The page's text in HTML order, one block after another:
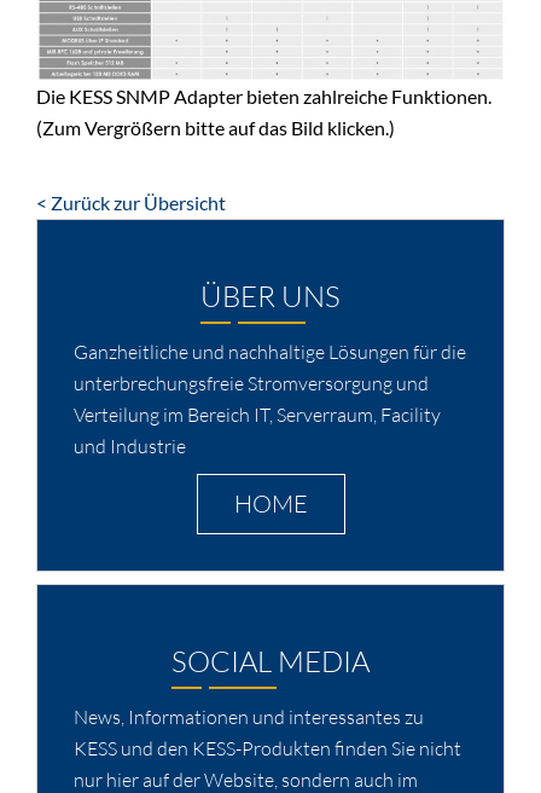
Die KESS SNMP Adapter bieten zahlreiche Funktionen.
(Zum Vergrößern bitte auf das Bild klicken.)
< Zurück zur Übersicht
ÜBER UNS
Ganzheitliche und nachhaltige Lösungen für die
unterbrechungsfreie Stromversorgung und
Verteilung im Bereich IT, Serverraum, Facility
und Industrie
HOME
SOCIAL MEDIA
News, Informationen und interessantes zu
KESS und den KESS-Produkten finden Sie nicht
nur hier auf der Website, sondern auch im